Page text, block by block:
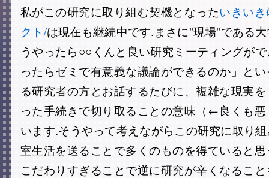
私がこの研究に取り組む契機となったいきい
クト/は現在も継続中です.まさに"現場"である
うやったら○○くんと良い研究ミーティングが
ったらゼミで有意義な議論ができるのか」と
る研究者の方とお話するたびに、複雑な現実
った手続きで切り取ることの意味（←良くも
います.そうやって考えながらこの研究に取り
室生活を送ることで多くのものを得ていると
こだわりすぎることで逆に研究が辛くなるこ